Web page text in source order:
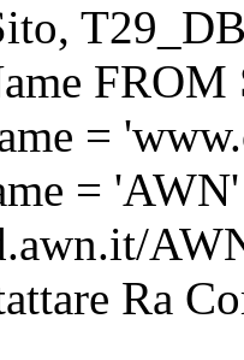
=
= 'AWN'
Ra